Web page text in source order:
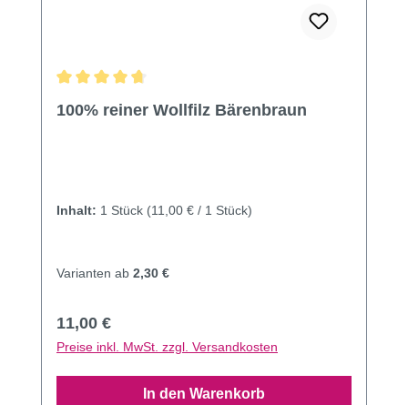
100% reiner Wollfilz Bärenbraun
Inhalt: 1 Stück (11,00 € / 1 Stück)
Varianten ab 2,30 €
Regulärer Preis:
11,00 €
Preise inkl. MwSt. zzgl. Versandkosten
In den Warenkorb